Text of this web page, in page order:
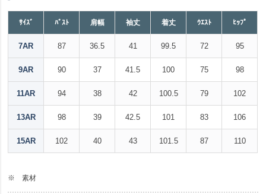
ｻｲｽﾞ ﾊﾞｽﾄ 肩幅 袖丈 着丈 ｳｴｽﾄ ﾋｯﾌﾟ
7AR 87 36.5 41 99.5 72 95
9AR 90 37 41.5 100 75 98
11AR 94 38 42 100.5 79 102
13AR 98 39 42.5 101 83 106
15AR 102 40 43 101.5 87 110
※ 素材